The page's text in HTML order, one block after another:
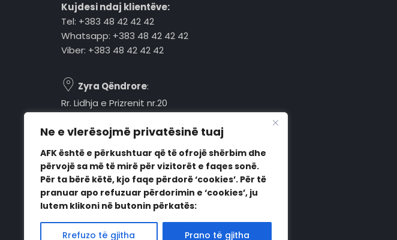
Ne e vlerësojmë privatësinë tuaj
AFK është e përkushtuar që të ofrojë shërbim dhe
përvojë sa më të mirë për vizitorët e faqes sonë.
Për ta bërë këtë, kjo faqe përdorë ‘cookies’. Për të
pranuar apo refuzuar përdorimin e ‘cookies’, ju
lutem klikoni në butonin përkatës:
Rrefuzo të gjitha Prano të gjitha
Kujdesi ndaj klientëve:
Tel: +383 48 42 42 42
Whatsapp: +383 48 42 42 42
Viber: +383 48 42 42 42
Zyra Qëndrore:
Rr. Lidhja e Prizrenit nr.20
Pejë, 30000, Kosovë
Orari i punës:
E hënë - E premte
08:00 - 16:00